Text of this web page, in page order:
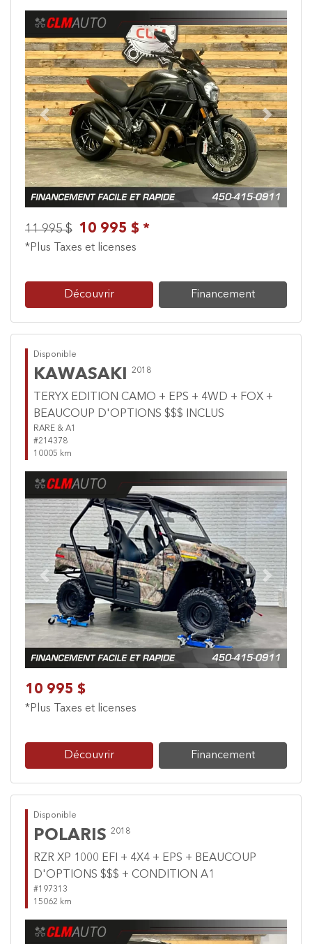
Previous Next
11 995 $ 10 995 $ *
*Plus Taxes et licenses
Découvrir Financement
Disponible
KAWASAKI 2018
TERYX EDITION CAMO + EPS + 4WD + FOX +
BEAUCOUP D'OPTIONS $$$ INCLUS
RARE & A1
#214378
10005 km
Previous Next
10 995 $
*Plus Taxes et licenses
Découvrir Financement
Disponible
POLARIS 2018
RZR XP 1000 EFI + 4X4 + EPS + BEAUCOUP
D'OPTIONS $$$ + CONDITION A1
#197313
15062 km